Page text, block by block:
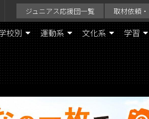
ジュニアス応援団一覧 取材依頼
校別 運動系 文化系 学習